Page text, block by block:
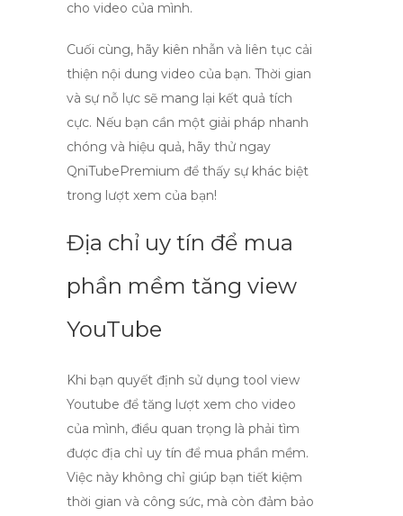
cho video của mình.
Cuối cùng, hãy kiên nhẫn và liên tục cải
thiện nội dung video của bạn. Thời gian
và sự nỗ lực sẽ mang lại kết quả tích
cực. Nếu bạn cần một giải pháp nhanh
chóng và hiệu quả, hãy thử ngay
QniTubePremium để thấy sự khác biệt
trong lượt xem của bạn!
Địa chỉ uy tín để mua
phần mềm tăng view
YouTube
Khi bạn quyết định sử dụng tool view
Youtube để tăng lượt xem cho video
của mình, điều quan trọng là phải tìm
được địa chỉ uy tín để mua phần mềm.
Việc này không chỉ giúp bạn tiết kiệm
thời gian và công sức, mà còn đảm bảo